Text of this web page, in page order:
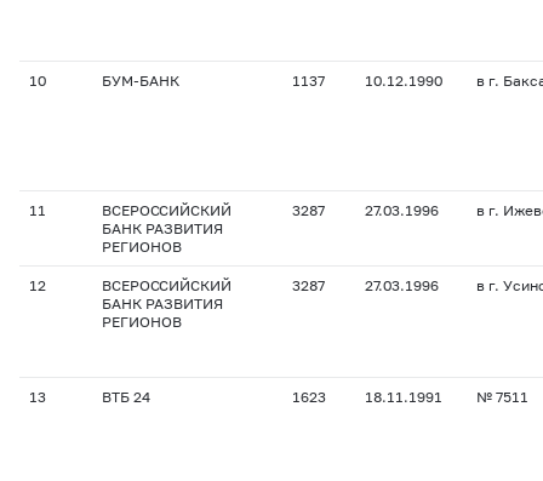
10 БУМ-БАНК 1137 10.12.1990 в г.
11
ВСЕРОССИЙСКИЙ
БАНК РАЗВИТИЯ
РЕГИОНОВ
3287 27.03.1996 в г.
12
ВСЕРОССИЙСКИЙ
БАНК РАЗВИТИЯ
РЕГИОНОВ
3287 27.03.1996 в г.
13 ВТБ 24 1623 18.11.1991 № 7511